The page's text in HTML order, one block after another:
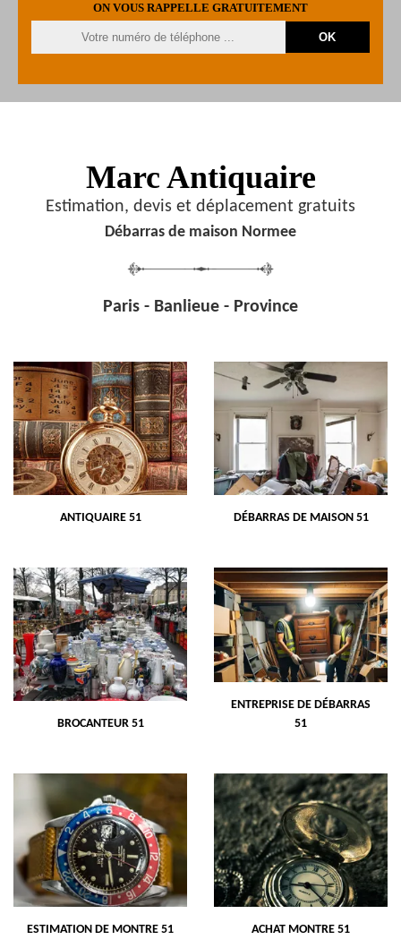
ON VOUS RAPPELLE GRATUITEMENT
Marc Antiquaire
Estimation, devis et déplacement gratuits
Débarras de maison Normee
Paris - Banlieue - Province
ANTIQUAIRE 51 DÉBARRAS DE MAISON 51
BROCANTEUR 51
ENTREPRISE DE DÉBARRAS
51
ESTIMATION DE MONTRE 51 ACHAT MONTRE 51